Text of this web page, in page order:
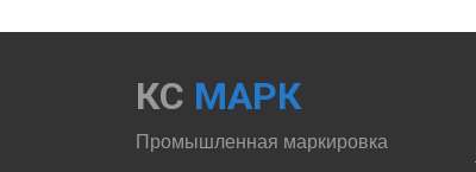
КС МАРК
Промышленная маркировка